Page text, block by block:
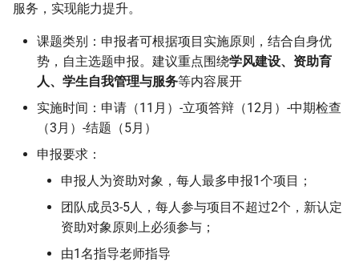
服务，实现能力提升。
课题类别：申报者可根据项目实施原则，结合自身优
势，自主选题申报。建议重点围绕学风建设、资助育
人、学生自我管理与服务等内容展开
实施时间：申请（11月）-立项答辩（12月）-中期检查
（3月）-结题（5月）
申报要求：
申报人为资助对象，每人最多申报1个项目；
团队成员3-5人，每人参与项目不超过2个，新认定
资助对象原则上必须参与；
由1名指导老师指导